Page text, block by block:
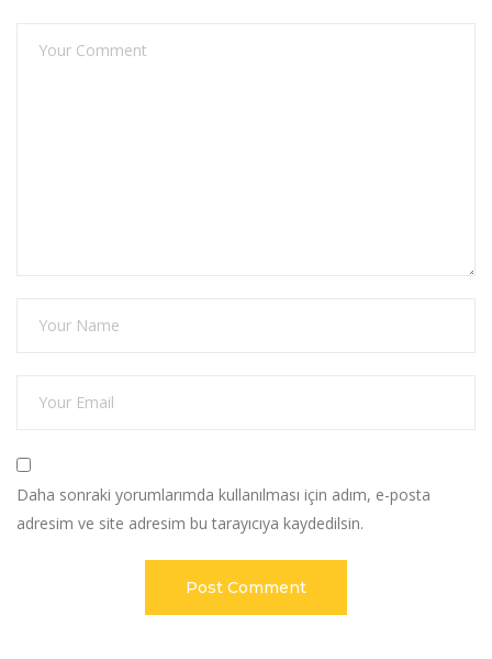
Daha sonraki yorumlarımda kullanılması için adım, e-posta
adresim ve site adresim bu tarayıcıya kaydedilsin.